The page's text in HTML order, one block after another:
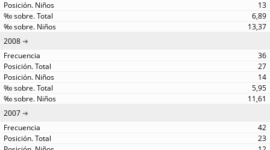
13
6,89
13,37
2008
36
27
14
5,95
11,61
2007
42
23